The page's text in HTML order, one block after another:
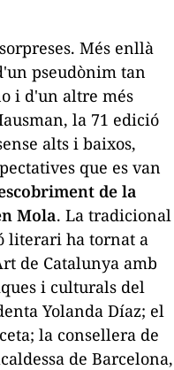
Més enllà
pseudònim tan
i d'un altre més
la 71 edició
alts i baixos,
que es van
de la
Mola. La tradicional
literari ha tornat a
de Catalunya amb
i culturals del
Yolanda Díaz; el
la consellera de
de Barcelona,